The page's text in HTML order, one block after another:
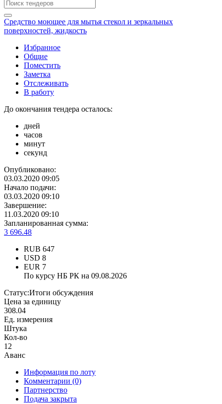
Средство моющее для мытья стекол и зеркальных
поверхностей, жидкость
Избранное
Общие
Поместить
Заметка
Отслеживать
В работу
До окончания тендера осталось:
дней
часов
минут
секунд
Опубликовано:
03.03.2020 09:05
Начало подачи:
03.03.2020 09:10
Завершение:
11.03.2020 09:10
Запланированная сумма:
3 696.48
RUB 647
USD 8
EUR 7
По курсу НБ РК на 09.08.2026
Статус:Итоги обсуждения
Цена за единицу
308.04
Ед. измерения
Штука
Кол-во
12
Аванс
Информация по лоту
Комментарии (0)
Партнерство
Подача закрыта